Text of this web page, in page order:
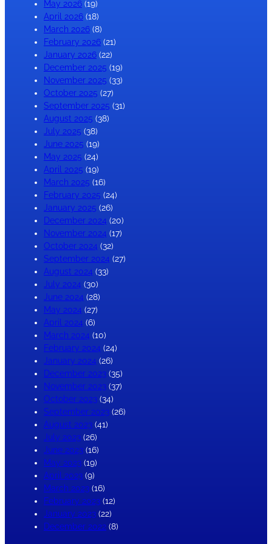
May 2026 (19)
April 2026 (18)
March 2026 (8)
February 2026 (21)
January 2026 (22)
December 2025 (19)
November 2025 (33)
October 2025 (27)
September 2025 (31)
August 2025 (38)
July 2025 (38)
June 2025 (19)
May 2025 (24)
April 2025 (19)
March 2025 (16)
February 2025 (24)
January 2025 (26)
December 2024 (20)
November 2024 (17)
October 2024 (32)
September 2024 (27)
August 2024 (33)
July 2024 (30)
June 2024 (28)
May 2024 (27)
April 2024 (6)
March 2024 (10)
February 2024 (24)
January 2024 (26)
December 2023 (35)
November 2023 (37)
October 2023 (34)
September 2023 (26)
August 2023 (41)
July 2023 (26)
June 2023 (16)
May 2023 (19)
April 2023 (9)
March 2023 (16)
February 2023 (12)
January 2023 (22)
December 2022 (8)